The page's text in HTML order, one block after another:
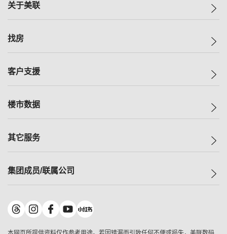
关于美联
美联集团
人才招募
找房
一手新房
减价
美联豪宅
独家楼盘
租房
客户支援
自助放盘
查询热线
按揭计算机
负担能力计算机
转按计算机
缴款方式
楼市数据
指数
历史成交
小区成交排行榜
地区百科
其它服务
小区专页
美联精英会
集团成员/联属公司
美联物业
鋑联控股*
美联工商铺*